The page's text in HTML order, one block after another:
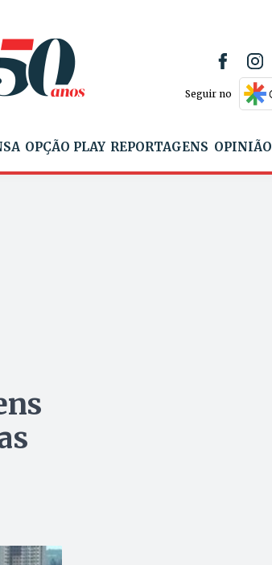
Seguir no
OPÇÃO PLAY REPORTAGENS OPINIÃO